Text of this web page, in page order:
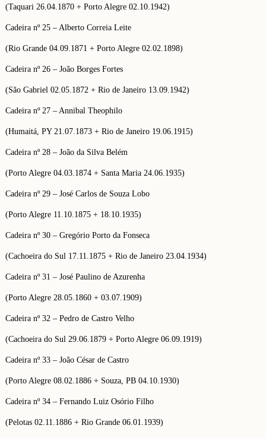
(Taquari 26.04.1870 + Porto Alegre 02.10.1942)
Cadeira nº 25 – Alberto Correia Leite
(Rio Grande 04.09.1871 + Porto Alegre 02.02.1898)
Cadeira nº 26 – João Borges Fortes
(São Gabriel 02.05.1872 + Rio de Janeiro 13.09.1942)
Cadeira nº 27 – Annibal Theophilo
(Humaitá, PY 21.07.1873 + Rio de Janeiro 19.06.1915)
Cadeira nº 28 – João da Silva Belém
(Porto Alegre 04.03.1874 + Santa Maria 24.06.1935)
Cadeira nº 29 – José Carlos de Souza Lobo
(Porto Alegre 11.10.1875 + 18.10.1935)
Cadeira nº 30 – Gregório Porto da Fonseca
(Cachoeira do Sul 17.11.1875 + Rio de Janeiro 23.04.1934)
Cadeira nº 31 – José Paulino de Azurenha
(Porto Alegre 28.05.1860 + 03.07.1909)
Cadeira nº 32 – Pedro de Castro Velho
(Cachoeira do Sul 29.06.1879 + Porto Alegre 06.09.1919)
Cadeira nº 33 – João César de Castro
(Porto Alegre 08.02.1886 + Souza, PB 04.10.1930)
Cadeira nº 34 – Fernando Luiz Osório Filho
(Pelotas 02.11.1886 + Rio Grande 06.01.1939)